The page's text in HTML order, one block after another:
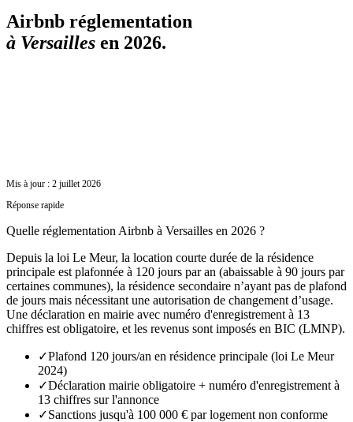
Airbnb réglementation
à Versailles en 2026.
Mis à jour : 2 juillet 2026
Réponse rapide
Quelle réglementation Airbnb à Versailles en 2026 ?
Depuis la loi Le Meur, la location courte durée de la résidence
principale est plafonnée à 120 jours par an (abaissable à 90 jours par
certaines communes), la résidence secondaire n’ayant pas de plafond
de jours mais nécessitant une autorisation de changement d’usage.
Une déclaration en mairie avec numéro d'enregistrement à 13
chiffres est obligatoire, et les revenus sont imposés en BIC (LMNP).
✓Plafond 120 jours/an en résidence principale (loi Le Meur
2024)
✓Déclaration mairie obligatoire + numéro d'enregistrement à
13 chiffres sur l'annonce
✓Sanctions jusqu'à 100 000 € par logement non conforme